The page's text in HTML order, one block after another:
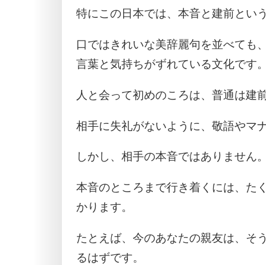
特にこの日本では、本音と建前とい
口ではきれいな美辞麗句を並べても
言葉と気持ちがずれている文化です。
人と会って初めのころは、普通は建
相手に失礼がないように、敬語やマ
しかし、相手の本音ではありません。
本音のところまで行き着くには、た
かります。
たとえば、今のあなたの親友は、そ
るはずです。